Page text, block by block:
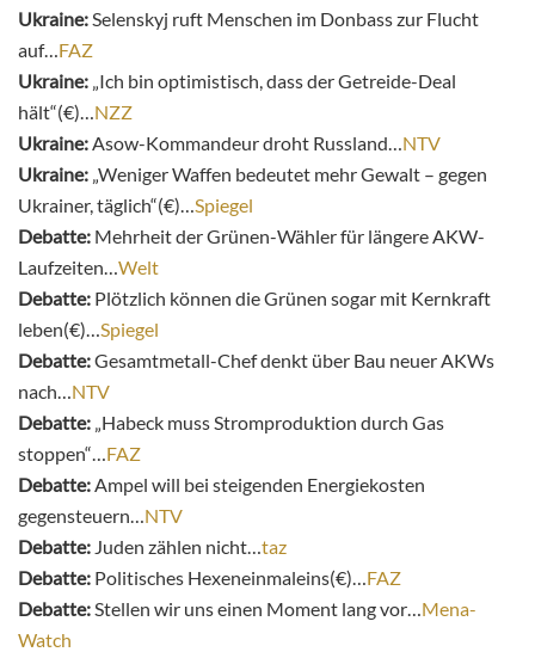
Ukraine: Selenskyj ruft Menschen im Donbass zur Flucht
auf… FAZ
Ukraine: „Ich bin optimistisch, dass der Getreide-Deal
hält“(€)… NZZ
Ukraine: Asow-Kommandeur droht Russland… NTV
Ukraine: Weniger Waffen bedeutet mehr Gewalt – gegen
Ukrainer, täglich“(€)… Spiegel
Debatte: Mehrheit der Grünen-Wähler für längere AKW-
Laufzeiten… Welt
Debatte: Plötzlich können die Grünen sogar mit Kernkraft
leben(€)… Spiegel
Debatte:Gesamtmetall-Chef denkt über Bau neuer AKWs
nach… NTV
Debatte: „Habeck muss Stromproduktion durch Gas
stoppen“… FAZ
Debatte: Ampel will bei steigenden Energiekosten
gegensteuern… NTV
Debatte: Juden zählen nicht… taz
Debatte: Politisches Hexeneinmaleins(€)… FAZ
Debatte: Stellen wir uns einen Moment lang vor… Mena-
Watch